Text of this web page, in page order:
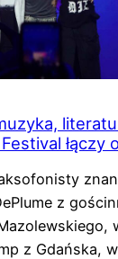
łączy
z
z Gdańska,